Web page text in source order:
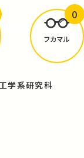
か？
フカマル
0
学系研究科